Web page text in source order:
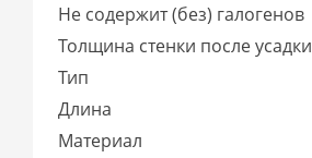
Не содержит (без) галогенов
Толщина стенки после усадки
Тип
Длина
Материал